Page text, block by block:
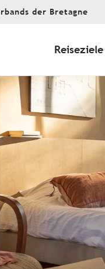
der Bretagne
Reiseziele